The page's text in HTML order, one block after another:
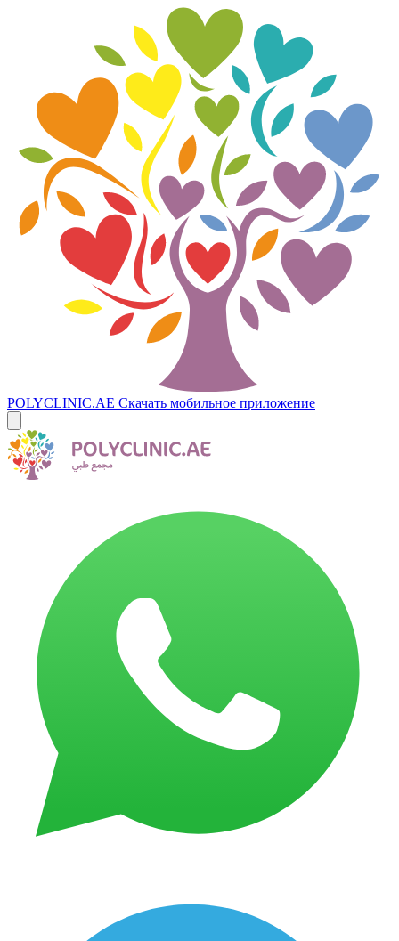
POLYCLINIC.AE Скачать мобильное приложение